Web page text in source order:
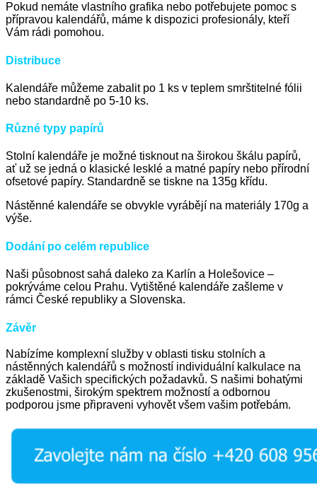
Pokud nemáte vlastního grafika nebo potřebujete pomoc s
přípravou kalendářů, máme k dispozici profesionály, kteří
Vám rádi pomohou.
Distribuce
Kalendáře můžeme zabalit po 1 ks v teplem smrštitelné fólii
nebo standardně po 5-10 ks.
Různé typy papírů
Stolní kalendáře je možné tisknout na širokou škálu papírů,
ať už se jedná o klasické lesklé a matné papíry nebo přírodní
ofsetové papíry. Standardně se tiskne na 135g křídu.
Nástěnné kalendáře se obvykle vyrábějí na materiály 170g a
výše.
Dodání po celém republice
Naši působnost sahá daleko za Karlín a Holešovice –
pokrýváme celou Prahu. Vytištěné kalendáře zašleme v
rámci České republiky a Slovenska.
Závěr
Nabízíme komplexní služby v oblasti tisku stolních a
nástěnných kalendářů s možností individuální kalkulace na
základě Vašich specifických požadavků. S našimi bohatými
zkušenostmi, širokým spektrem možností a odbornou
podporou jsme připraveni vyhovět všem vašim potřebám.